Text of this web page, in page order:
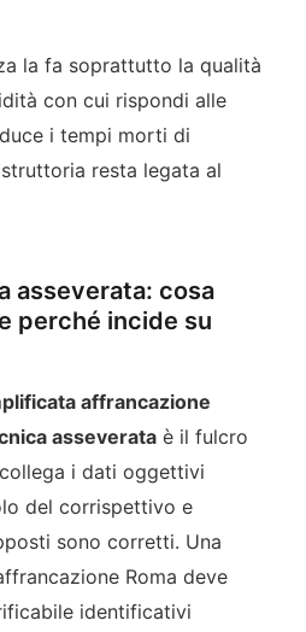
la fa soprattutto la qualità
con cui rispondi alle
i tempi morti di
resta legata al
asseverata: cosa
perché incide su
affrancazione
asseverataè il fulcro
i dati oggettivi
del corrispettivo e
sono corretti. Una
Roma deve
identificativi